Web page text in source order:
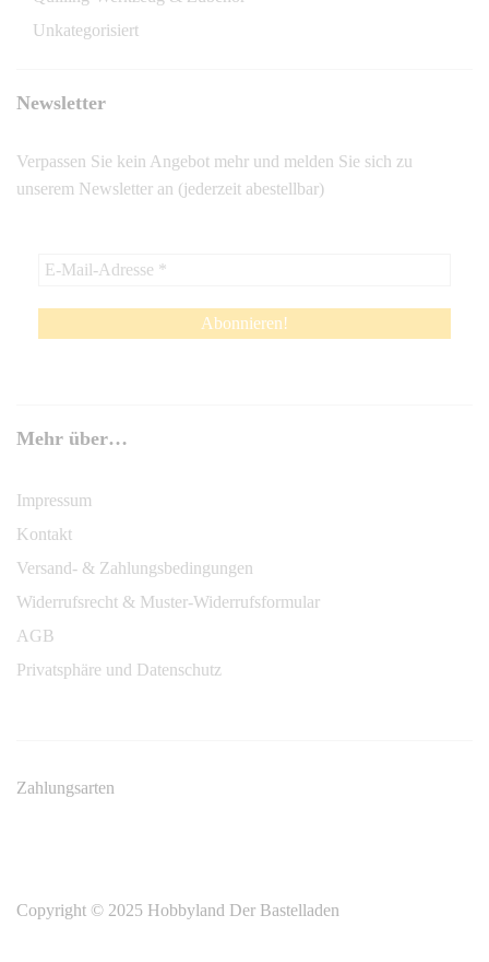
Unkategorisiert
Newsletter
Verpassen Sie kein Angebot mehr und melden Sie sich zu
unserem Newsletter an (jederzeit abestellbar)
Mehr über…
Impressum
Kontakt
Versand- & Zahlungsbedingungen
Widerrufsrecht & Muster-Widerrufsformular
AGB
Privatsphäre und Datenschutz
Copyright © 2025 Hobbyland Der Bastelladen
Zahlungsarten